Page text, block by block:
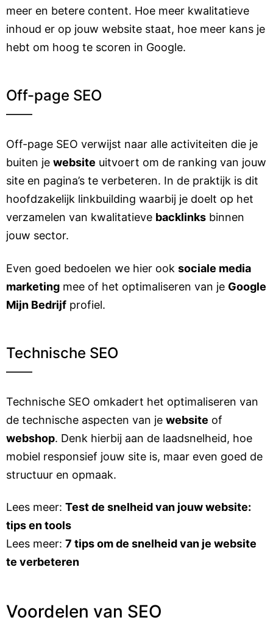
meer en betere content. Hoe meer kwalitatieve
inhoud er op jouw website staat, hoe meer kans je
hebt om hoog te scoren in Google.
Off-page SEO
Off-page SEO verwijst naar alle activiteiten die je
buiten je website uitvoert om de ranking van jouw
site en pagina’s te verbeteren. In de praktijk is dit
hoofdzakelijk linkbuilding waarbij je doelt op het
verzamelen van kwalitatieve backlinks binnen
jouw sector.
Even goed bedoelen we hier ook sociale media
marketing mee of het optimaliseren van je Google
Mijn Bedrijf profiel.
Technische SEO
Technische SEO omkadert het optimaliseren van
de technische aspecten van je website of
webshop. Denk hierbij aan de laadsnelheid, hoe
mobiel responsief jouw site is, maar even goed de
structuur en opmaak.
Lees meer: Test de snelheid van jouw website:
tips en tools
Lees meer: 7 tips om de snelheid van je website
te verbeteren
Voordelen van SEO